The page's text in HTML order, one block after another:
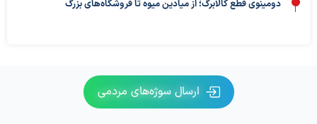
دومینوی قطع کالابرگ؛ از میادین میوه تا فروشگاه‌های بزرگ
ارسال سوژه‌های مردمی